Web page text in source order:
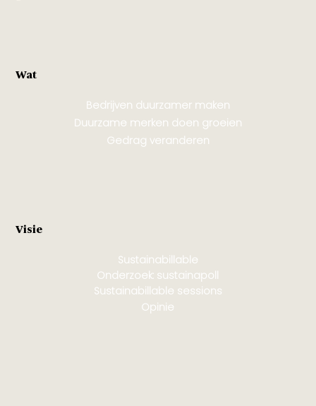
Visie
Sustainabillable
Onderzoek: sustainapoll
Sustainabillable sessions
Opinie
Wat
Bedrijven duurzamer maken
Duurzame merken doen groeien
Gedrag veranderen